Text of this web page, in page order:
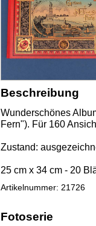
Beschreibung
Wunderschönes
Fern"). Für 160
Zustand:
25 cm x 34 cm - 20
Artikelnummer: 21726
Fotoserie